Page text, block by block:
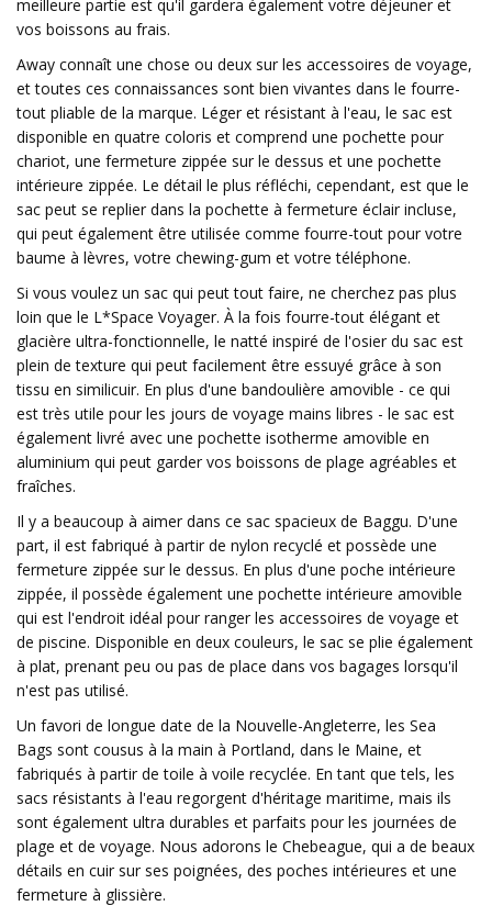
meilleure partie est qu'il gardera également votre déjeuner et
vos boissons au frais.
Away connaît une chose ou deux sur les accessoires de voyage,
et toutes ces connaissances sont bien vivantes dans le fourre-
tout pliable de la marque. Léger et résistant à l'eau, le sac est
disponible en quatre coloris et comprend une pochette pour
chariot, une fermeture zippée sur le dessus et une pochette
intérieure zippée. Le détail le plus réfléchi, cependant, est que le
sac peut se replier dans la pochette à fermeture éclair incluse,
qui peut également être utilisée comme fourre-tout pour votre
baume à lèvres, votre chewing-gum et votre téléphone.
Si vous voulez un sac qui peut tout faire, ne cherchez pas plus
loin que le L*Space Voyager. À la fois fourre-tout élégant et
glacière ultra-fonctionnelle, le natté inspiré de l'osier du sac est
plein de texture qui peut facilement être essuyé grâce à son
tissu en similicuir. En plus d'une bandoulière amovible - ce qui
est très utile pour les jours de voyage mains libres - le sac est
également livré avec une pochette isotherme amovible en
aluminium qui peut garder vos boissons de plage agréables et
fraîches.
Il y a beaucoup à aimer dans ce sac spacieux de Baggu. D'une
part, il est fabriqué à partir de nylon recyclé et possède une
fermeture zippée sur le dessus. En plus d'une poche intérieure
zippée, il possède également une pochette intérieure amovible
qui est l'endroit idéal pour ranger les accessoires de voyage et
de piscine. Disponible en deux couleurs, le sac se plie également
à plat, prenant peu ou pas de place dans vos bagages lorsqu'il
n'est pas utilisé.
Un favori de longue date de la Nouvelle-Angleterre, les Sea
Bags sont cousus à la main à Portland, dans le Maine, et
fabriqués à partir de toile à voile recyclée. En tant que tels, les
sacs résistants à l'eau regorgent d'héritage maritime, mais ils
sont également ultra durables et parfaits pour les journées de
plage et de voyage. Nous adorons le Chebeague, qui a de beaux
détails en cuir sur ses poignées, des poches intérieures et une
fermeture à glissière.